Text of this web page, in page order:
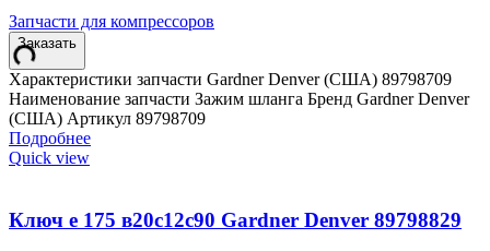
Запчасти для компрессоров
Заказать
Характеристики запчасти Gardner Denver (США) 89798709
Наименование запчасти Зажим шланга Бренд Gardner Denver
(США) Артикул 89798709
Подробнее
Quick view
Ключ е 175 в20с12с90 Gardner Denver 89798829